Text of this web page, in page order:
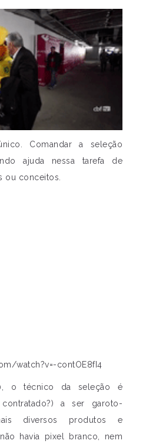
Comandar a seleção
ajuda nessa tarefa de
ou conceitos.
watch?v=-contOE8fI4
o técnico da seleção é
a ser garoto-
diversos produtos e
havia pixel branco, nem